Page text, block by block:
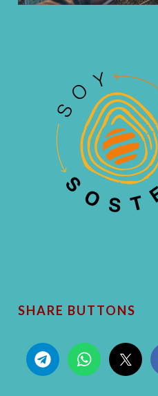
SHARE BUTTONS